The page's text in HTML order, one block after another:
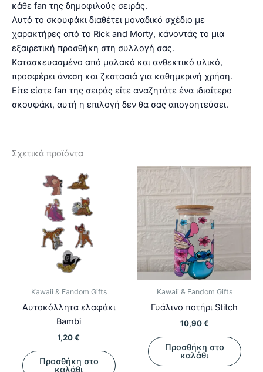
κάθε fan της δημοφιλούς σειράς.
Αυτό το σκουφάκι διαθέτει μοναδικό σχέδιο με
χαρακτήρες από το Rick and Morty, κάνοντάς το μια
εξαιρετική προσθήκη στη συλλογή σας.
Κατασκευασμένο από μαλακό και ανθεκτικό υλικό,
προσφέρει άνεση και ζεστασιά για καθημερινή χρήση.
Είτε είστε fan της σειράς είτε αναζητάτε ένα ιδιαίτερο
σκουφάκι, αυτή η επιλογή δεν θα σας απογοητεύσει.
Σχετικά προϊόντα
Kawaii & Fandom Gifts
Αυτοκόλλητα ελαφάκι
Bambi
1,20€
Προσθήκη στο
καλάθι
Kawaii & Fandom Gifts
Γυάλινο ποτήρι Stitch
10,90€
Προσθήκη στο
καλάθι